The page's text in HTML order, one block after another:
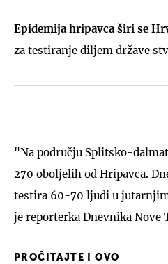
Epidemija hripavca širi se
za testiranje diljem države
"Na području Splitsko-
270 oboljelih od Hripavca.
testira 60-70 ljudi u
je reporterka Dnevnika Nove
PROČITAJTE I OVO